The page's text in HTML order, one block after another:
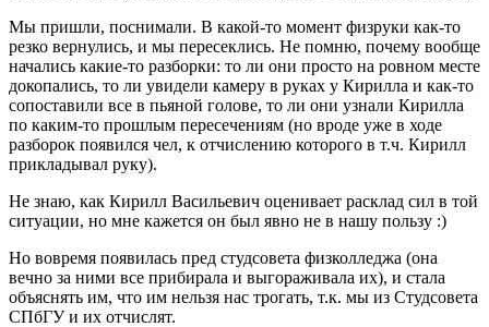
Мы пришли, поснимали. В какой-то момент физруки как-то
резко вернулись, и мы пересеклись. Не помню, почему вообще
начались какие-то разборки: то ли они просто на ровном месте
докопались, то ли увидели камеру в руках у Кирилла и как-то
сопоставили все в пьяной голове, то ли они узнали Кирилла
по каким-то прошлым пересечениям (но вроде уже в ходе
разборок появился чел, к отчислению которого в т.ч. Кирилл
прикладывал руку).
Не знаю, как Кирилл Васильевич оценивает расклад сил в той
ситуации, но мне кажется он был явно не в нашу пользу :)
Но вовремя появилась пред студсовета физколледжа (она
вечно за ними все прибирала и выгораживала их), и стала
объяснять им, что им нельзя нас трогать, т.к. мы из Студсовета
СПбГУ и их отчислят.